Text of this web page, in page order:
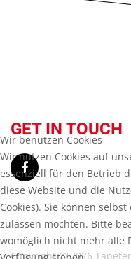
GET IN TOUCH
Copyright © 2026
Wir benutzen Cookies
Wir nutzen Cookies auf
essenziell für den Betrieb
diese Website und die
Cookies). Sie können
zulassen möchten. Bitte
womöglich nicht mehr alle